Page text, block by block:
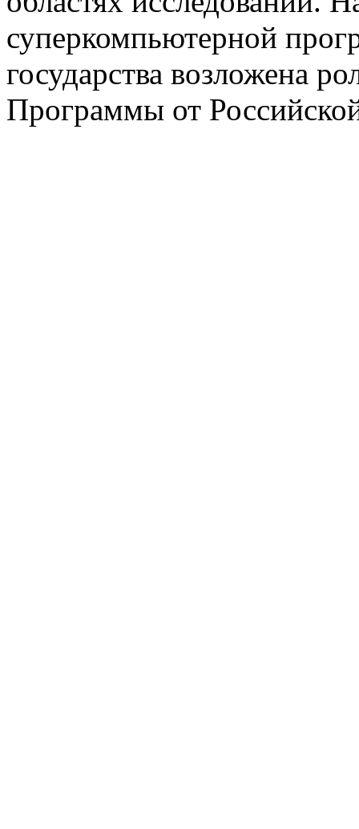
суперкомпьютерной
государства возложена
Программы от